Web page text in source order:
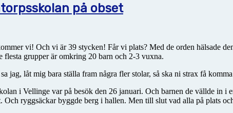
på obset
vi! Och vi är 39 stycken! Får vi plats? Med de orden hälsade
flesta grupper är omkring 20 barn och 2-3 vuxna.
jag, låt mig bara ställa fram några fler stolar, så ska ni strax få
i Vellinge var på besök den 26 januari. Och barnen de vällde in i
Och ryggsäckar byggde berg i hallen. Men till slut vad alla på plats